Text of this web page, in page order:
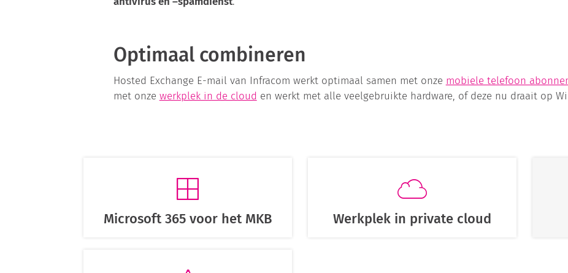
Optimaal combineren
Hosted Exchange E-mail van Infracom werkt optimaal samen met onze mobiele telefoon
met onze werkplek in de cloud en werkt met alle veelgebruikte hardware, of deze nu draait op
Microsoft 365 voor het MKB Werkplek in private cloud